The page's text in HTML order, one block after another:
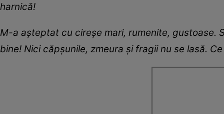
harnică!
M-a așteptat cu cireșe mari, rumenite, gustoase.
bine! Nici căpșunile, zmeura și fragii nu se lasă.